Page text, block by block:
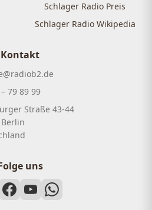
Schlager Radio Preis
Schlager Radio Wikipedia
Kontakt
79 89 99
Straße 43-44
uns